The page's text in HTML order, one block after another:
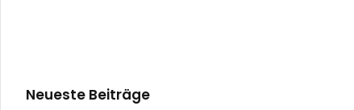
Neueste Beiträge